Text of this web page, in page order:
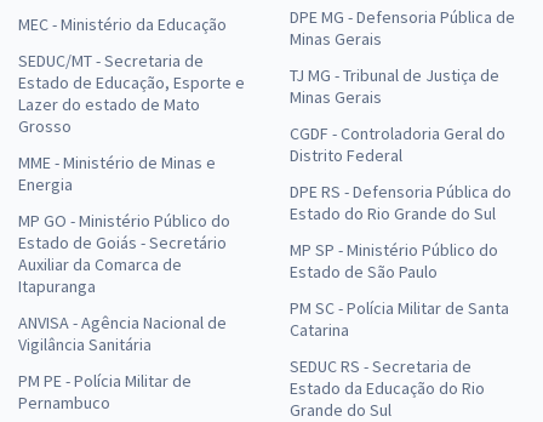
Economize R$ 109,98 (-20%)
EMBRAPA - Empresa Brasileira de Pesquisa Agropecuária - Opção
40001064: Analista - Área: Ciência e Tecnologia de Alimentos -
Subárea: Ciência de Alimentos
à vista
28,66
Economize R$ 85,98 (-20%)
Comprar
MEC - Ministério da Educação
SEDUC/MT - Secretaria de
Estado de Educação, Esporte e
Lazer do estado de Mato
Grosso
MME - Ministério de Minas e
Energia
MP GO - Ministério Público do
Estado de Goiás - Secretário
Auxiliar da Comarca de
Itapuranga
ANVISA - Agência Nacional de
Vigilância Sanitária
PM PE - Polícia Militar de
Pernambuco
DPE MG - Defensoria Pública de
Minas Gerais
TJ MG - Tribunal de Justiça de
Minas Gerais
CGDF - Controladoria Geral do
Distrito Federal
DPE RS - Defensoria Pública do
Estado do Rio Grande do Sul
MP SP - Ministério Público do
Estado de São Paulo
PM SC - Polícia Militar de Santa
Catarina
SEDUC RS - Secretaria de
Estado da Educação do Rio
Grande do Sul